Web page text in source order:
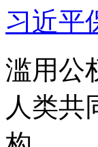
习近平
滥用公
人类共